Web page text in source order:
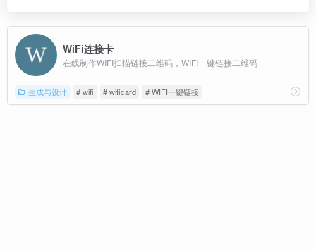
WiFi连接卡
在线制作WIFI扫描链接二维码，WIFI一键链接二维码
生成与设计 # wifi # wificard # WIFI一键链接